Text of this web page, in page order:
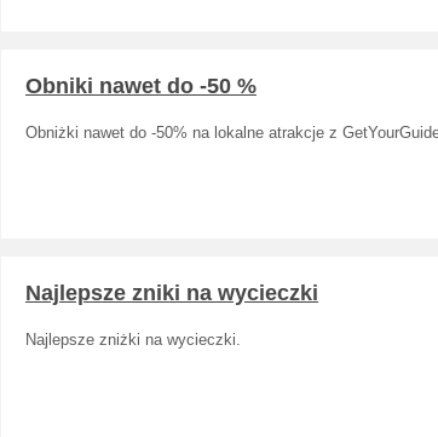
Obniki nawet do -50 %
Obniżki nawet do -50% na lokalne atrakcje z
Najlepsze zniki na wycieczki
Najlepsze zniżki na wycieczki.